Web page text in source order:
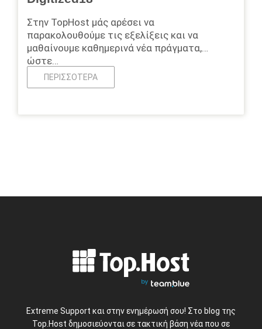
Στην TopΗοst μάς αρέσει να
παρακολουθούμε τις εξελίξεις και να
μαθαίνουμε καθημερινά νέα πράγματα,
ώστε…
ΠΕΡΙΣΣΌΤΕΡΑ
Extreme Support και στην ενημέρωσή σου! Στο blog της
Top.Host δημοσιεύονται σε τακτική βάση νέα που σε